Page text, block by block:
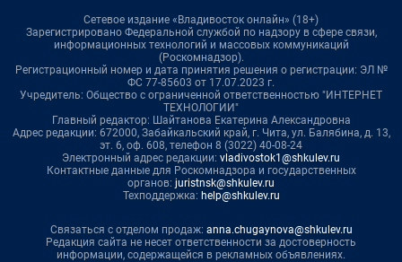
Сетевое издание «Владивосток онлайн» (18+)
Зарегистрировано Федеральной службой по надзору в сфере связи,
информационных технологий и массовых коммуникаций
(Роскомнадзор).
Регистрационный номер и дата принятия решения о регистрации: ЭЛ №
ФС 77-85603 от 17.07.2023 г.
Учредитель: Общество с ограниченной ответственностью "ИНТЕРНЕТ
ТЕХНОЛОГИИ"
Главный редактор: Шайтанова Екатерина Александровна
Адрес редакции: 672000, Забайкальский край, г. Чита, ул. Балябина, д. 13,
эт. 6, оф. 608, телефон 8 (3022) 40-08-24
Электронный адрес редакции: vladivostok1@shkulev.ru
Контактные данные для Роскомнадзора и государственных
органов: juristnsk@shkulev.ru
Техподдержка: help@shkulev.ru
Связаться с отделом продаж: anna.chugaynova@shkulev.ru
Редакция сайта не несет ответственности за достоверность
информации, содержащейся в рекламных объявлениях.